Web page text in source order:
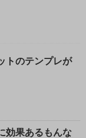
トのテンプレが
効果あるもんな